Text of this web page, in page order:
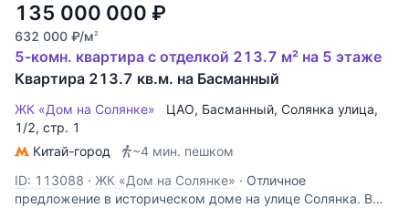
135 000 000 ₽
632 000 ₽/м2
5-комн. квартира с отделкой 213.7 м² на 5 этаже
Квартира 213.7 кв.м. на Басманный
ЖК «Дом на Солянке» ЦАО, Басманный, Солянка улица,
1/2, стр. 1
Китай-город
~4 мин. пешком
ID: 113088 · ЖК «Дом на Солянке» · Отличное
предложение в историческом доме на улице Солянка. В